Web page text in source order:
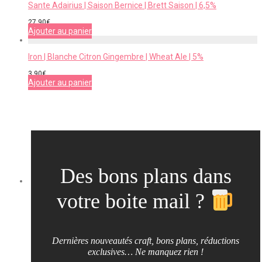
Sante Adairius | Saison Bernice | Brett Saison | 6,5%
27,90€
Ajouter au panier
Iron | Blanche Citron Gingembre | Wheat Ale | 5%
3,90€
Ajouter au panier
Des bons plans dans
votre boite mail ?
Dernières nouveautés craft, bons plans, réductions
exclusives… Ne manquez rien !